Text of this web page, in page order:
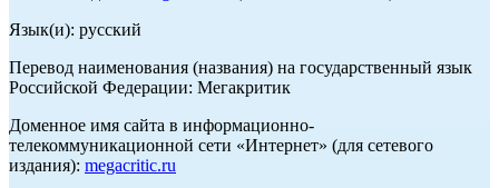
Язык(и): русский
Перевод наименования (названия) на государственный язык
Российской Федерации: Мегакритик
Доменное имя сайта в информационно-
телекоммуникационной сети «Интернет» (для сетевого
издания): megacritic.ru